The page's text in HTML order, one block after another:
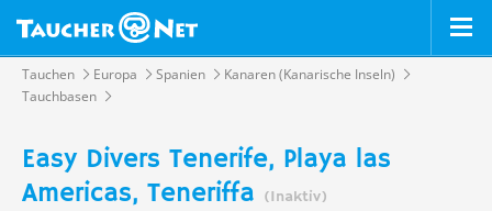
Tauchen Europa Spanien
Kanaren (Kanarische Inseln)
Tauchbasen
Easy Divers Tenerife, Playa las
Americas, Teneriffa (Inaktiv)